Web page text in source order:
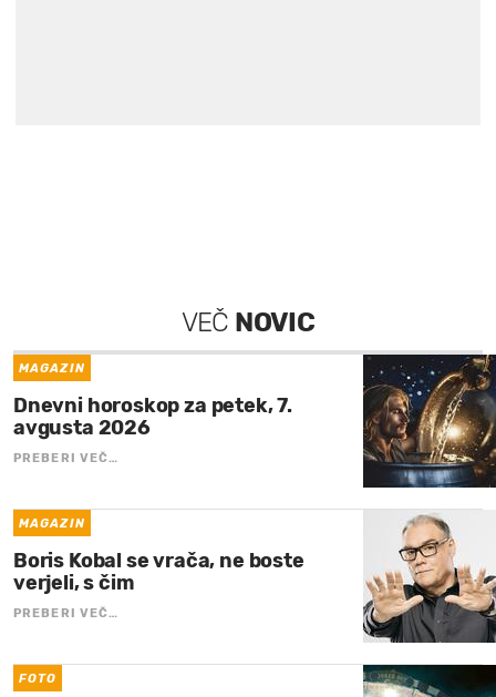
VEČ NOVIC
MAGAZIN
Dnevni horoskop za petek, 7.
avgusta 2026
PREBERI VEČ…
MAGAZIN
Boris Kobal se vrača, ne boste
verjeli, s čim
PREBERI VEČ…
FOTO